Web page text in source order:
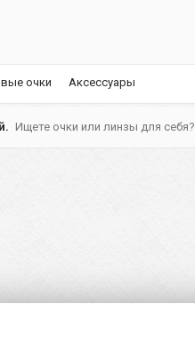
очки Аксессуары
Ищете очки или линзы для себя?